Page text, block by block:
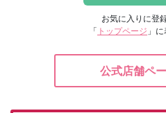
お気に入りに登
「 トップページ 」
公式店舗ペ